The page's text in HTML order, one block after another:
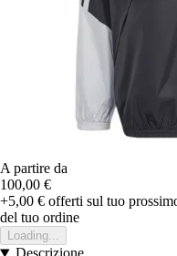
A partire da
100,00 €
+5,00 € offerti sul tuo
del tuo ordine
Loading...